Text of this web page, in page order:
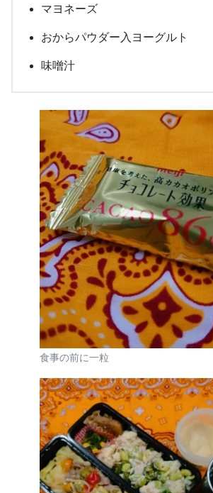
マヨネーズ
おからパウダー入ヨーグルト
味噌汁
食事の前に一粒